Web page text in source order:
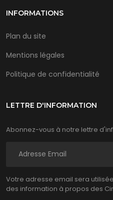
INFORMATIONS
Plan du site
Mentions légales
Politique de confidentialité
LETTRE D'INFORMATION
Abonnez-vous à notre lettre
Votre adresse email sera
des information à propos des